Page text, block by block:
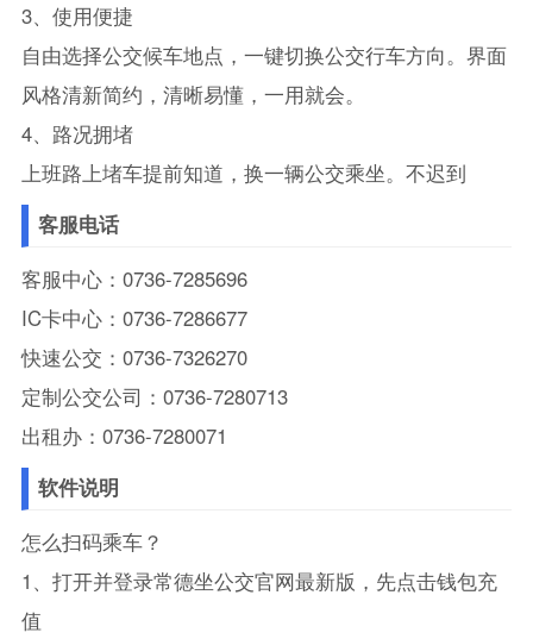
3、使用便捷
自由选择公交候车地点，一键切换公交行车方向。界面
风格清新简约，清晰易懂，一用就会。
4、路况拥堵
上班路上堵车提前知道，换一辆公交乘坐。不迟到
客服电话
客服中心：0736-7285696
IC卡中心：0736-7286677
快速公交：0736-7326270
定制公交公司：0736-7280713
出租办：0736-7280071
软件说明
怎么扫码乘车？
1、打开并登录常德坐公交官网最新版，先点击钱包充
值